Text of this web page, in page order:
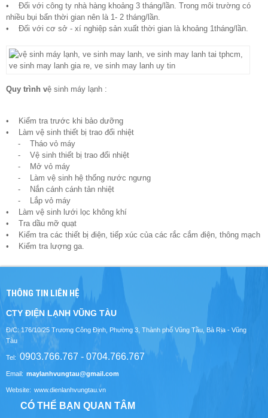
• Đối với công ty nhà hàng khoảng 3 tháng/lần. Trong môi trường có
nhiều bụi bẩn thời gian nên là 1- 2 tháng/lần.
• Đối với cơ sở - xí nghiệp sản xuất thời gian là khoảng 1tháng/lần.
Quy trình vệ sinh máy lạnh :
• Kiểm tra trước khi bảo dưỡng
• Làm vệ sinh thiết bị trao đổi nhiệt
- Tháo vỏ máy
- Vệ sinh thiết bị trao đổi nhiệt
- Mở vỏ máy
- Làm vệ sinh hệ thống nước ngưng
- Nắn cánh cánh tản nhiệt
- Lắp vỏ máy
• Làm vệ sinh lưới lọc không khí
• Tra dầu mỡ quạt
• Kiểm tra các thiết bị điện, tiếp xúc của các rắc cắm điện, thông mạch
• Kiểm tra lượng ga.
THÔNG TIN LIÊN HỆ
CTY ĐIỆN LẠNH VŨNG TÀU
Đ/C: 176/10/25 Trương Công Định, Phường 3, Thành phố Vũng Tầu, Bà Rịa - Vũng
Tàu
Tel: 0903.766.767 - 0704.766.767
Email: maylanhvungtau@gmail.com
Website: www.dienlanhvungtau.vn
CÓ THỂ BẠN QUAN TÂM